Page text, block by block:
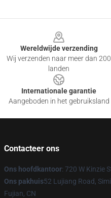
Wereldwijde verzending
Wij verzenden naar meer dan 200
landen
Internationale garantie
Aangeboden in het gebruiksland
Contacteer ons
Ons hoofdkantoor: 720 W Kinzie
Ons pakhuis52 Lujiang Road,
Fujian, CN